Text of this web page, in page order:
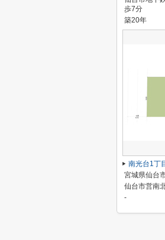
歩7分
築20年
南光台1丁
宮城県仙台
仙台市営南
-